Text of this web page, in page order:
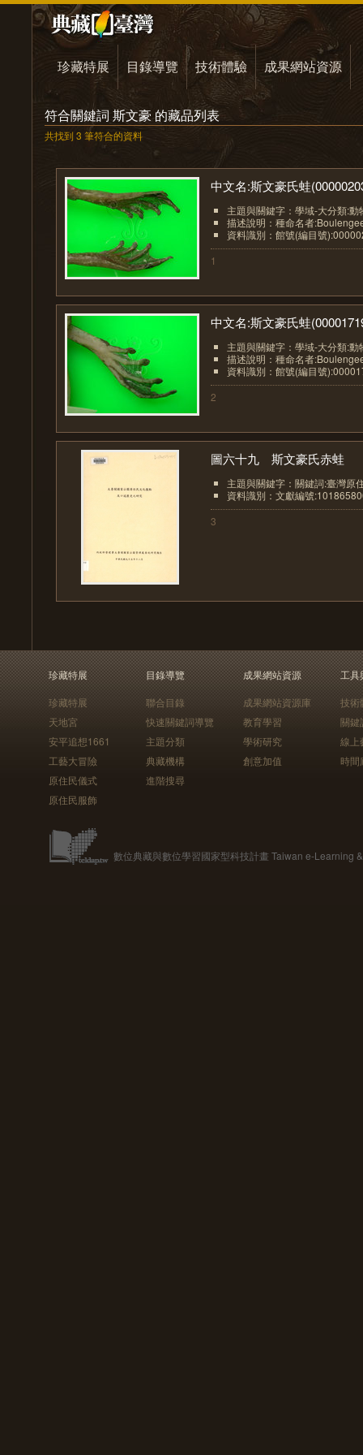
珍藏特展 目錄導覽 技術體驗 成果網站資源
符合關鍵詞 斯文豪 的藏品列表
共找到 3 筆符合的資料
中文名:斯文豪氏蛙
主題與關鍵字：學域-大分類:動
描述說明：種命名者
資料識別：館號(編目號
1
中文名:斯文豪氏蛙
主題與關鍵字：學域-大分類:動
描述說明：種命名者
資料識別：館號(編目號
2
圖六十九 斯文豪氏赤蛙
主題與關鍵字：關鍵詞:臺灣原
資料識別：文獻編號
3
珍藏特展
珍藏特展
天地宮
安平追想1661
工藝大冒險
原住民儀式
原住民服飾
目錄導覽
聯合目錄
快速關鍵詞導覽
主題分類
典藏機構
進階搜尋
成果網站資源
成果網站資源庫
教育學習
學術研究
創意加值
工具
技術
關鍵
線上
時間
數位典藏與數位學習國家型科技計畫 Taiwan e-Learning